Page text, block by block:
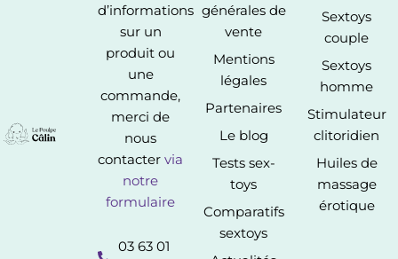
d’informations
sur un
produit ou
une
commande,
merci de
nous
contactervia
notre
formulaire
03 63 01
générales de
vente
Mentions
légales
Partenaires
Le blog
Tests sex-
toys
Comparatifs
sextoys
Sextoys
couple
Sextoys
homme
Stimulateur
clitoridien
Huiles de
massage
érotique